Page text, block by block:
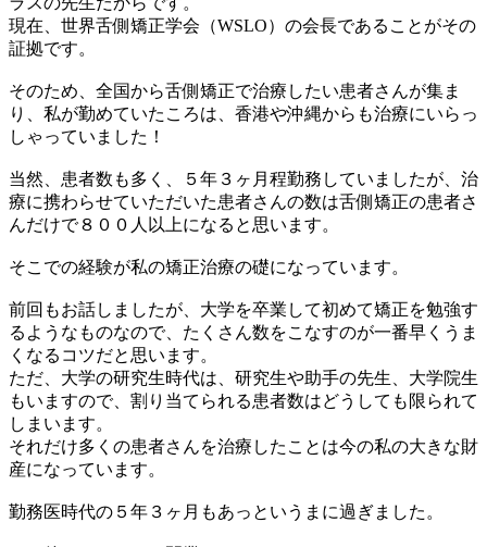
現在、世界舌側矯正学会（WSLO）の会長であることがその
証拠です。
そのため、全国から舌側矯正で治療したい患者さんが集ま
り、私が勤めていたころは、香港や沖縄からも治療にいらっ
しゃっていました！
当然、患者数も多く、５年３ヶ月程勤務していましたが、治
療に携わらせていただいた患者さんの数は舌側矯正の患者さ
んだけで８００人以上になると思います。
そこでの経験が私の矯正治療の礎になっています。
前回もお話しましたが、大学を卒業して初めて矯正を勉強す
るようなものなので、たくさん数をこなすのが一番早くうま
くなるコツだと思います。
ただ、大学の研究生時代は、研究生や助手の先生、大学院生
もいますので、割り当てられる患者数はどうしても限られて
しまいます。
それだけ多くの患者さんを治療したことは今の私の大きな財
産になっています。
勤務医時代の５年３ヶ月もあっというまに過ぎました。